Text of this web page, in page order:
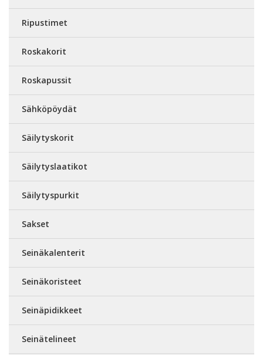
Ripustimet
Roskakorit
Roskapussit
Sähköpöydät
Säilytyskorit
Säilytyslaatikot
Säilytyspurkit
Sakset
Seinäkalenterit
Seinäkoristeet
Seinäpidikkeet
Seinätelineet